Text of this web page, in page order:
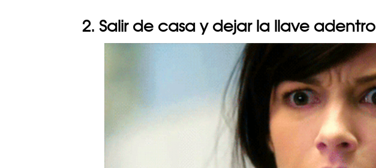
2. Salir de casa y dejar la llave adentro